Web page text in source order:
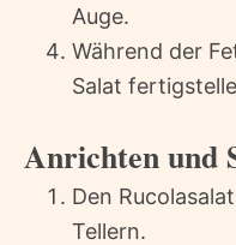
Auge.
Während der
Salat
Anrichten und
Den
Tellern.